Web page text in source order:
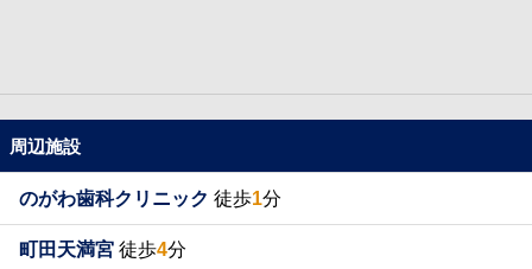
周辺施設
のがわ歯科クリニック 徒歩1分
町田天満宮 徒歩4分